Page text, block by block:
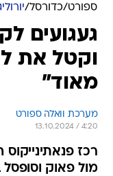
ספורט/כדורסל/
געגועים
וקטל את
מאוד"
מערכת וואלה ספורט
13.10.2024 / 4:20
רכז
מול פאוק